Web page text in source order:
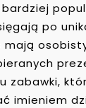
po
mają
zabawki,
imieniem